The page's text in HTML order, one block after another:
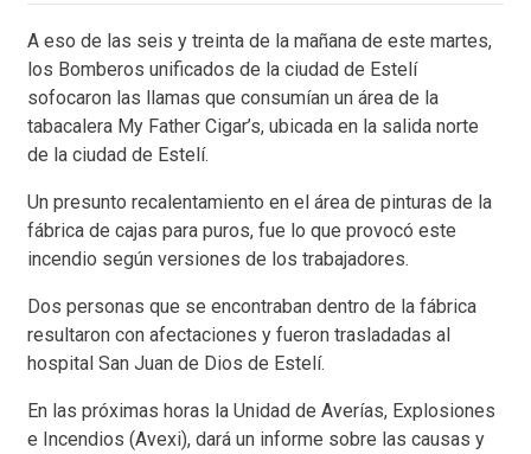
A eso de las seis y treinta de la mañana de este martes,
los Bomberos unificados de la ciudad de Estelí
sofocaron las llamas que consumían un área de la
tabacalera My Father Cigar’s, ubicada en la salida norte
de la ciudad de Estelí.
Un presunto recalentamiento en el área de pinturas de la
fábrica de cajas para puros, fue lo que provocó este
incendio según versiones de los trabajadores.
Dos personas que se encontraban dentro de la fábrica
resultaron con afectaciones y fueron trasladadas al
hospital San Juan de Dios de Estelí.
En las próximas horas la Unidad de Averías, Explosiones
e Incendios (Avexi), dará un informe sobre las causas y